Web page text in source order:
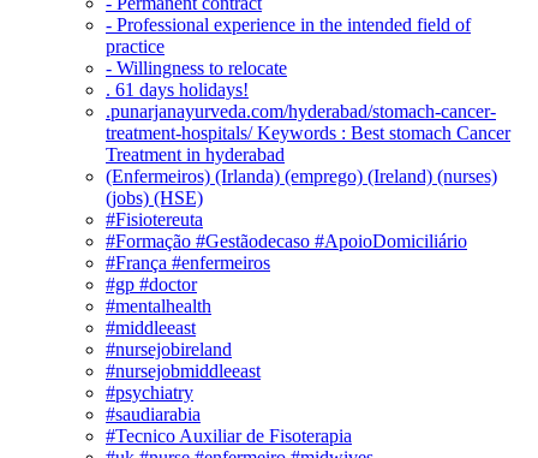
- Professional experience in the intended field of
practice
- Willingness to relocate
. 61 days holidays!
.punarjanayurveda.com/hyderabad/stomach-cancer-
treatment-hospitals/ Keywords : Best stomach Cancer
Treatment in hyderabad
(Enfermeiros) (Irlanda) (emprego) (Ireland) (nurses)
(jobs) (HSE)
#Fisiotereuta
#Formação #Gestãodecaso #ApoioDomiciliário
#França #enfermeiros
#gp #doctor
#mentalhealth
#middleeast
#nursejobireland
#nursejobmiddleeast
#psychiatry
#saudiarabia
#Tecnico Auxiliar de Fisoterapia